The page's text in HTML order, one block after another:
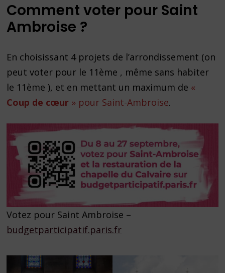
Comment voter pour Saint
Ambroise ?
En choisissant 4 projets de l’arrondissement (on
peut voter pour le 11ème , même sans habiter
le 11ème ), et en mettant un maximum de «
Coup de cœur » pour Saint-Ambroise.
Votez pour Saint Ambroise –
budgetparticipatif.paris.fr